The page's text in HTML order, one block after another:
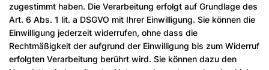
zugestimmt haben. Die Verarbeitung erfolgt auf Grundlage des
Art. 6 Abs. 1 lit. a DSGVO mit Ihrer Einwilligung. Sie können die
Einwilligung jederzeit widerrufen, ohne dass die
Rechtmäßigkeit der aufgrund der Einwilligung bis zum Widerruf
erfolgten Verarbeitung berührt wird. Sie können dazu den